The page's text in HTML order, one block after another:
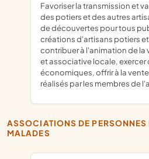
favoriser la transmission et valorisation du savoir faire
des potiers et des autres
de découvertes pour tous
créations d'artisans potiers
contribuer à l'animation de
et associative locale, exercer
économiques, offrir à la
réalisés par les membres de
ASSOCIATIONS DE PERSONNES MALADES, OU ANCIENS
MALADES